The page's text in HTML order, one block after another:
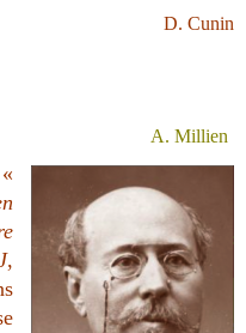
D. Cunin
A. Millien
,